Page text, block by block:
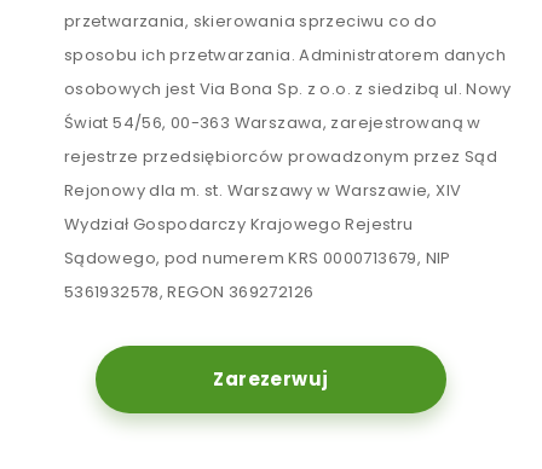
przetwarzania, skierowania sprzeciwu co do
sposobu ich przetwarzania. Administratorem danych
osobowych jest Via Bona Sp. z o.o. z siedzibą ul. Nowy
Świat 54/56, 00-363 Warszawa, zarejestrowaną w
rejestrze przedsiębiorców prowadzonym przez Sąd
Rejonowy dla m. st. Warszawy w Warszawie, XIV
Wydział Gospodarczy Krajowego Rejestru
Sądowego, pod numerem KRS 0000713679, NIP
5361932578, REGON 369272126
Zarezerwuj